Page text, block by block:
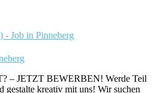
- Job in Pinneberg
– JETZT BEWERBEN! Werde Teil
gestalte kreativ mit uns! Wir suchen